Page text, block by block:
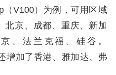
（V100）为例，可用区域
北京、成都、重庆、新加
、法兰克福、硅谷。
增加了香港、雅加达、弗